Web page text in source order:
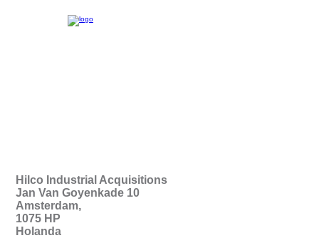
Hilco Industrial Acquisitions
Jan Van Goyenkade 10
Amsterdam,
1075 HP
Holanda